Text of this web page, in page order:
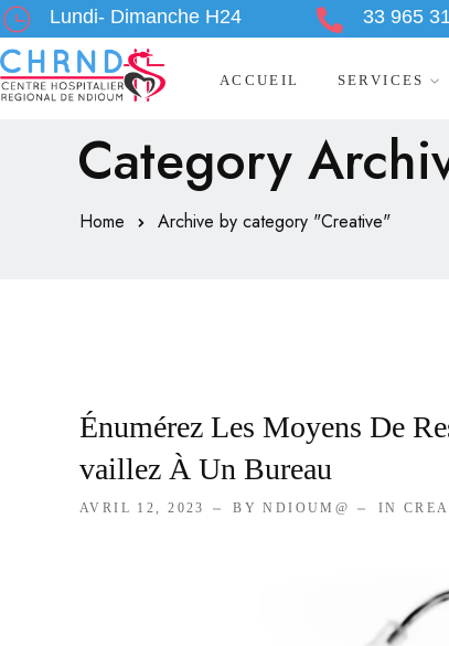
Lundi- Dimanche H24 33 965
ACCUEIL SERVICES
Category
Home Archive by category "Creative"
Énumérez Les Moyens De
Vaillez À Un Bureau
AVRIL 12, 2023 BY NDIOUM@ IN